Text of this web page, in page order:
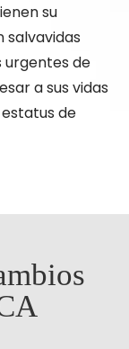
su
salvavidas
urgentes de
a sus vidas
estatus de